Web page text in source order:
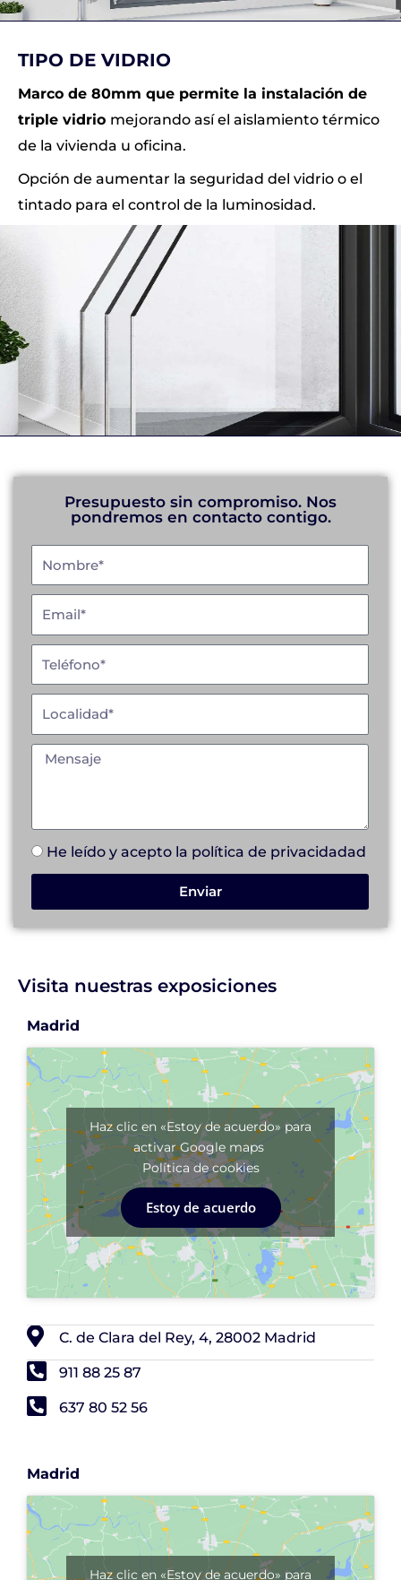
TIPO DE VIDRIO
Marco de 80mm que permite la instalación de
triple vidrio mejorando así el aislamiento térmico
de la vivienda u oficina.
Opción de aumentar la seguridad del vidrio o el
tintado para el control de la luminosidad.
Presupuesto sin compromiso. Nos
pondremos en contacto contigo.
He leído y acepto la política de privacidadad
Enviar
Visita nuestras exposiciones
Madrid
Haz clic en «Estoy de acuerdo» para
activar Google maps
Política de cookies
Estoy de acuerdo
C. de Clara del Rey, 4, 28002 Madrid
911 88 25 87
637 80 52 56
Madrid
Haz clic en «Estoy de acuerdo» para